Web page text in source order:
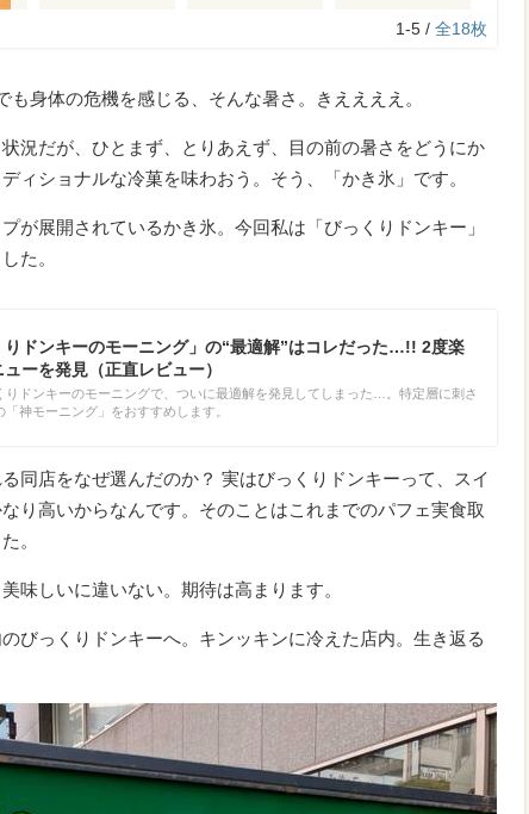
1-5 / 全18枚
身体の危機を感じる、そんな暑さ。きええええ。
況だが、ひとまず、とりあえず、目の前の暑さをどうにか
ィショナルな冷菓を味わおう。そう、「かき氷」です。
が展開されているかき氷。今回私は「びっくりドンキー」
た。
りドンキーのモーニング」の“最適解”はコレだった…!! 2度楽
ーを発見（正直レビュー）
りドンキーのモーニングで、ついに最適解を発見してしまった…。特定層に刺さ
神モーニング」をおすすめします。
同店をなぜ選んだのか？ 実はびっくりドンキーって、スイ
り高いからなんです。そのことはこれまでのパフェ実食取
。
味しいに違いない。期待は高まります。
びっくりドンキーへ。キンッキンに冷えた店内。生き返る